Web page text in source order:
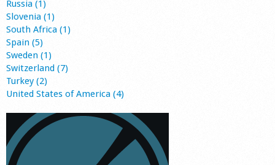
Russia (1)
Slovenia (1)
South Africa (1)
Spain (5)
Sweden (1)
Switzerland (7)
Turkey (2)
United States of America (4)